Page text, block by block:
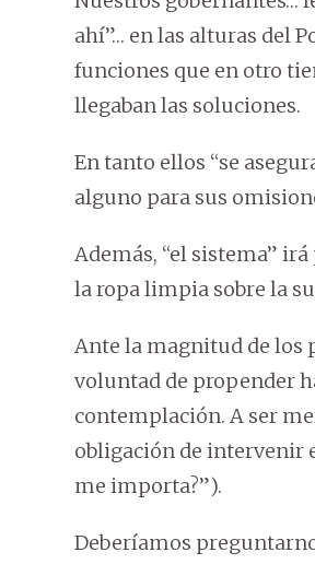
ahí”… en las alturas del
funciones que en otro
llegaban las soluciones.
En tanto ellos “se
alguno para sus
Además, “el sistema”
la ropa limpia sobre la
Ante la magnitud de los
voluntad de propender
contemplación. A ser
obligación de intervenir
me importa?”).
Deberíamos